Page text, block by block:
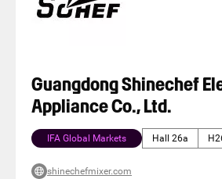
Guangdong Shinechef
Appliance Co., Ltd.
IFA Global Markets Hall 26a
shinechefmixer.com